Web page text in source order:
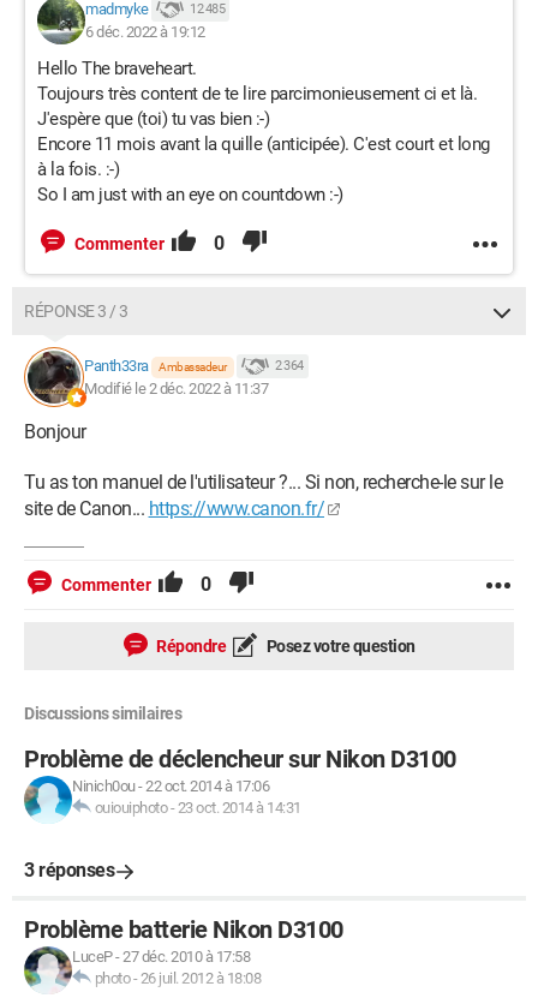
madmyke 12 485
6 déc. 2022 à 19:12
Hello The braveheart.
Toujours très content de te lire parcimonieusement ci et là.
J'espère que (toi) tu vas bien :-)
Encore 11 mois avant la quille (anticipée). C'est court et long
à la fois. :-)
So I am just with an eye on countdown :-)
Commenter 0
RÉPONSE 3 / 3
Panth33ra Ambassadeur 2 364
Modifié le 2 déc. 2022 à 11:37
Bonjour
Tu as ton manuel de l'utilisateur ?... Si non, recherche-le sur le
site de Canon... https://www.canon.fr/
Commenter 0
Répondre Posez votre question
Discussions similaires
Problème de déclencheur sur Nikon D3100
Ninich0ou-22 oct. 2014 à 17:06
ouiouiphoto-23 oct. 2014 à 14:31
3 réponses
Problème batterie Nikon D3100
LuceP-27 déc. 2010 à 17:58
photo-26 juil. 2012 à 18:08